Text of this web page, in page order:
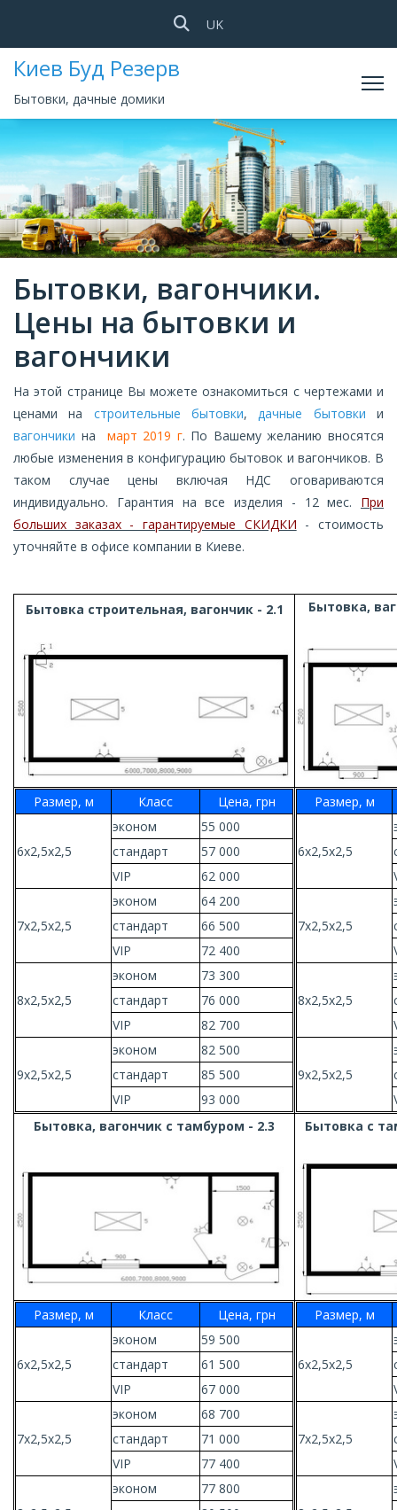
Выберите язык
UK
Киев Буд Резерв
Бытовки, дачные домики
Бытовки, вагончики.
Цены на бытовки и
вагончики
На этой странице Вы можете ознакомиться с чертежами и
ценами на строительные бытовки, дачные бытовки и
вагончики на март 2019 г. По Вашему желанию вносятся
любые изменения в конфигурацию бытовок и вагончиков. В
таком случае цены включая НДС оговариваются
индивидуально. Гарантия на все изделия - 12 мес. При
больших заказах - гарантируемые СКИДКИ - стоимость
уточняйте в офисе компании в Киеве.
Бытовка строительная, вагончик - 2.1 Бытовка,
Размер, м Класс Цена, грн
6х2,5х2,5
эконом
55 000
стандарт
57 000
VIP
62 000
7х2,5х2,5
эконом
64 200
стандарт
66 500
VIP
72 400
8х2,5х2,5
эконом
73 300
стандарт
76 000
VIP
82 700
9х2,5х2,5
эконом
82 500
стандарт
85 500
VIP
93 000
Размер, м
6х2,5х2,5
7х2,5х2,5
8х2,5х2,5
9х2,5х2,5
Бытовка, вагончик с тамбуром - 2.3
Бытовка с
Размер, м Класс Цена, грн
6х2,5х2,5
эконом
59 500
стандарт
61 500
VIP
67 000
7х2,5х2,5
эконом
68 700
стандарт
71 000
VIP
77 400
эконом
77 800
Размер, м
6х2,5х2,5
7х2,5х2,5